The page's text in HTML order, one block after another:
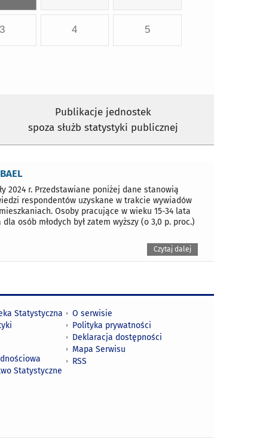
3 4 5
Publikacje jednostek
spoza służb statystyki publicznej
2024 r. Przedstawiane poniżej dane stanowią
respondentów uzyskane w trakcie wywiadów
Osoby pracujące w wieku 15-34 lata
osób młodych był zatem wyższy (o 3,0 p. proc.)
Czytaj dalej
Statystyczna
Statystyczne
O serwisie
Polityka prywatności
Deklaracja dostępności
Mapa Serwisu
RSS